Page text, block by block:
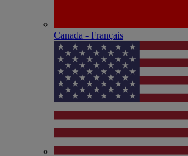
Canada - Français